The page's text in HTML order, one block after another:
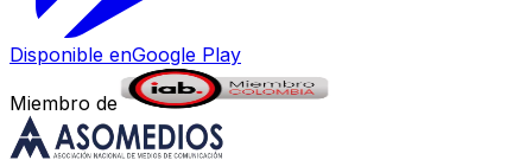
Disponible enGoogle Play
Miembro de